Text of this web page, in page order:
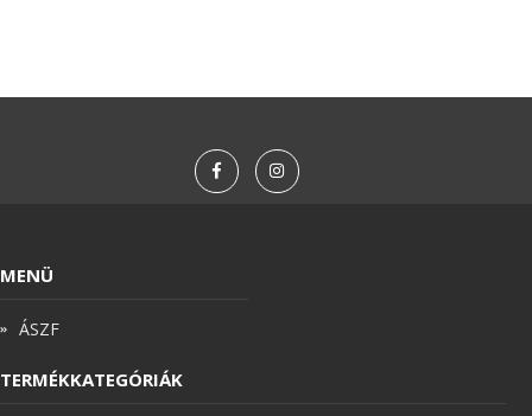
TÖMÍTŐ TÁBLA - SZIGETELŐ LEMEZ
MENÜ
ÁSZF
TERMÉKKATEGÓRIÁK